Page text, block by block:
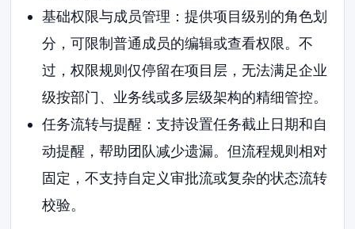
基础权限与成员管理：提供项目级别的角色划
分，可限制普通成员的编辑或查看权限。不
过，权限规则仅停留在项目层，无法满足企业
级按部门、业务线或多层级架构的精细管控。
任务流转与提醒：支持设置任务截止日期和自
动提醒，帮助团队减少遗漏。但流程规则相对
固定，不支持自定义审批流或复杂的状态流转
校验。